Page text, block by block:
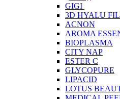
GIGI
3D HYALU
ACNON
AROMA
BIOPLASMA
CITY NAP
ESTER C
GLYCOPURE
LIPACID
LOTUS